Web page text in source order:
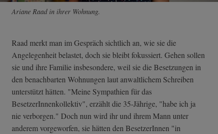
Ariane Raad in ihrer Wohnung.
Raad merkt man im Gespräch sichtlich an, wie sie die
Angelegenheit belastet, doch sie bleibt fokussiert. Gehen sollen
sie und ihre Familie insbesondere, weil sie die Besetzungen in
den benachbarten Wohnungen laut anwaltlichem Schreiben
unterstützt hätten. "Meine Sympathien für das
BesetzerInnenkollektiv", erzählt die 35-Jährige, "habe ich ja
nie verborgen." Doch nun wird ihr und ihrem Mann unter
anderem vorgeworfen, sie hätten den BesetzerInnen "in